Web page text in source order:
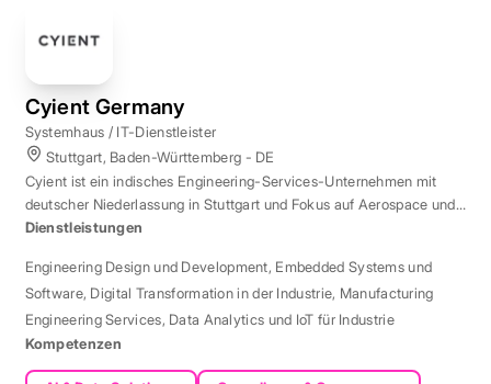
Cyient Germany
Systemhaus / IT-Dienstleister
Stuttgart, Baden-Württemberg - DE
Cyient ist ein indisches Engineering-Services-Unternehmen mit
deutscher Niederlassung in Stuttgart und Fokus auf Aerospace und
Automotive.
Dienstleistungen
Engineering Design und Development, Embedded Systems und
Software, Digital Transformation in der Industrie, Manufacturing
Engineering Services, Data Analytics und IoT für Industrie
Kompetenzen